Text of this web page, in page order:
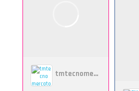
tmtecnomercato